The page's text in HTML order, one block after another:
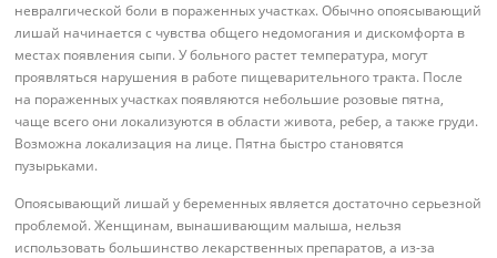
невралгической боли в пораженных участках. Обычно опоясывающий
лишай начинается с чувства общего недомогания и дискомфорта в
местах появления сыпи. У больного растет температура, могут
проявляться нарушения в работе пищеварительного тракта. После
на пораженных участках появляются небольшие розовые пятна,
чаще всего они локализуются в области живота, ребер, а также груди.
Возможна локализация на лице. Пятна быстро становятся
пузырьками.
Опоясывающий лишай у беременных является достаточно серьезной
проблемой. Женщинам, вынашивающим малыша, нельзя
использовать большинство лекарственных препаратов, а из-за